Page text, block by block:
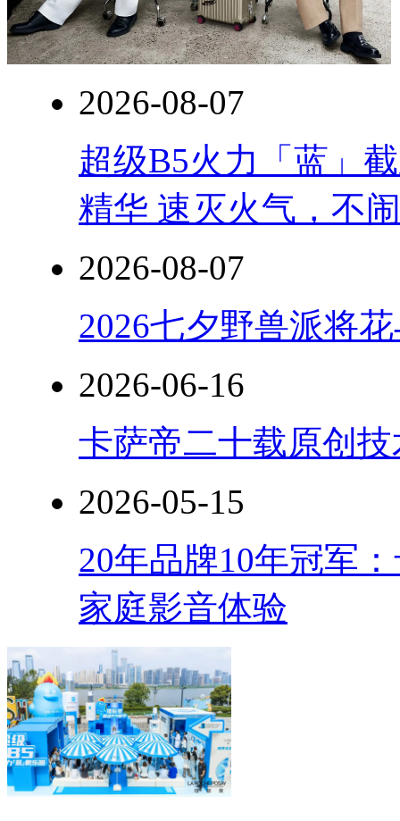
2026-08-07
超级B5火力「蓝」
精华 速灭火气，不
2026-08-07
2026七夕野兽派将
2026-06-16
卡萨帝二十载原创
2026-05-15
20年品牌10年冠军
家庭影音体验